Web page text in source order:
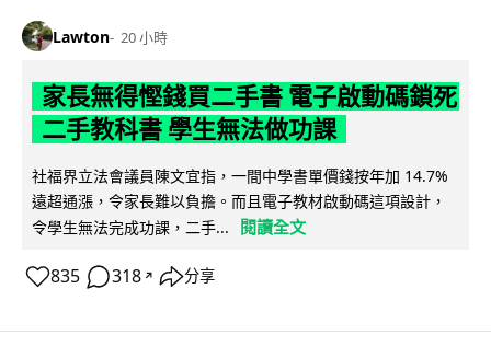
Lawton 20 小時
家長無得慳錢買二手書 電子啟動碼鎖死
二手教科書 學生無法做功課
社福界立法會議員陳文宜指，一間中學書單價錢按年加 14.7%
遠超通漲，令家長難以負擔。而且電子教材啟動碼這項設計，
令學生無法完成功課，二手...
閱讀全文
835 318 ↗ 分享